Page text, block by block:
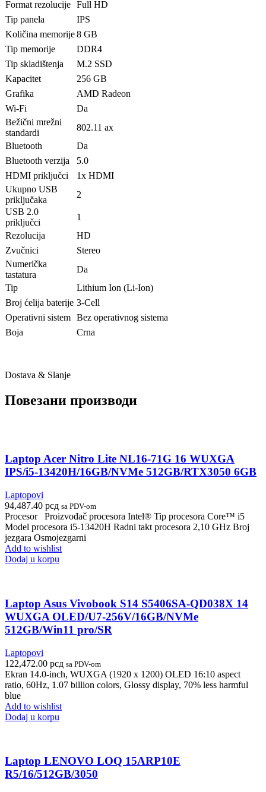
Format rezolucije Full HD
Tip panela
IPS
Količina memorije8 GB
Tip memorije
DDR4
Tip skladištenja
M.2 SSD
Kapacitet
256 GB
Grafika
AMD Radeon
Wi-Fi
Da
Bežični mrežni
standardi
802.11 ax
Bluetooth
Da
Bluetooth verzija
5.0
HDMI priključci
1x HDMI
Ukupno USB
priključaka
2
USB 2.0
priključci
1
Rezolucija
HD
Zvučnici
Stereo
Numerička
tastatura
Da
Tip
Lithium Ion (Li-Ion)
Broj ćelija baterije 3-Cell
Operativni sistem Bez operativnog sistema
Boja
Crna
Dostava & Slanje
Повезани производи
Laptop Acer Nitro Lite NL16-71G 16 WUXGA
IPS/i5-13420H/16GB/NVMe 512GB/RTX3050 6GB
Laptopovi
94,487.40 рсд sa PDV-om
Procesor Proizvođač procesora Intel® Tip procesora Core™ i5
Model procesora i5-13420H Radni takt procesora 2,10 GHz Broj
jezgara Osmоjezgarni
Add to wishlist
Dodaj u korpu
Laptop Asus Vivobook S14 S5406SA-QD038X 14
WUXGA OLED/U7-256V/16GB/NVMe
512GB/Win11 pro/SR
Laptopovi
122,472.00 рсд sa PDV-om
Ekran 14.0-inch, WUXGA (1920 x 1200) OLED 16:10 aspect
ratio, 60Hz, 1.07 billion colors, Glossy display, 70% less harmful
blue
Add to wishlist
Dodaj u korpu
Laptop LENOVO LOQ 15ARP10E
R5/16/512GB/3050